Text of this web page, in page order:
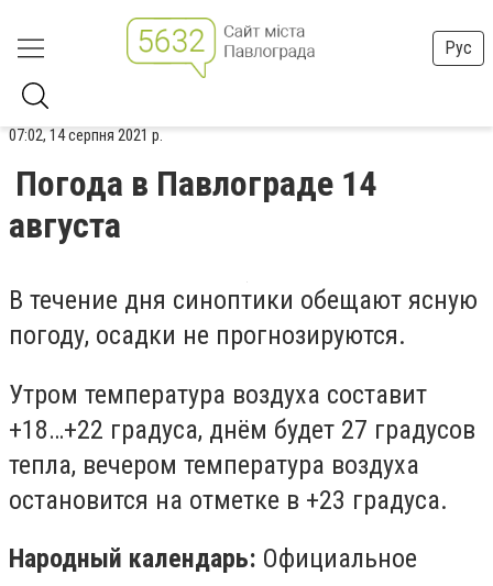
Рус
07:02, 14 серпня 2021 р.
Погода в Павлограде 14
августа
В течение дня синоптики обещают ясную
погоду, осадки не прогнозируются.
Утром температура воздуха составит
+18…+22 градуса, днём будет 27 градусов
тепла, вечером температура воздуха
остановится на отметке в +23 градуса.
Народный календарь: Официальное